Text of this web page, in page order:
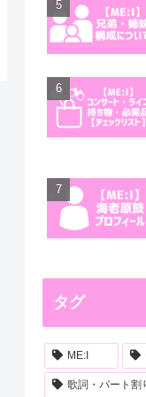
タグ
ME:I
歌詞・パート割